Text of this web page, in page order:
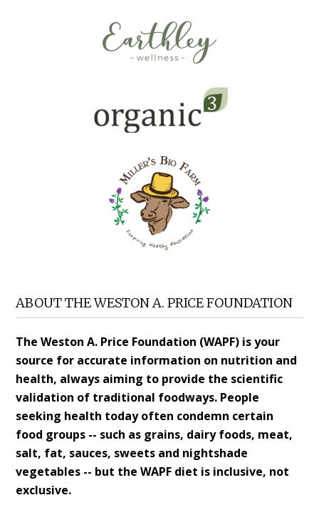
ABOUT THE WESTON A. PRICE FOUNDATION
The Weston A. Price Foundation (WAPF) is your
source for accurate information on nutrition and
health, always aiming to provide the scientific
validation of traditional foodways. People
seeking health today often condemn certain
food groups -- such as grains, dairy foods, meat,
salt, fat, sauces, sweets and nightshade
vegetables -- but the WAPF diet is inclusive, not
exclusive.